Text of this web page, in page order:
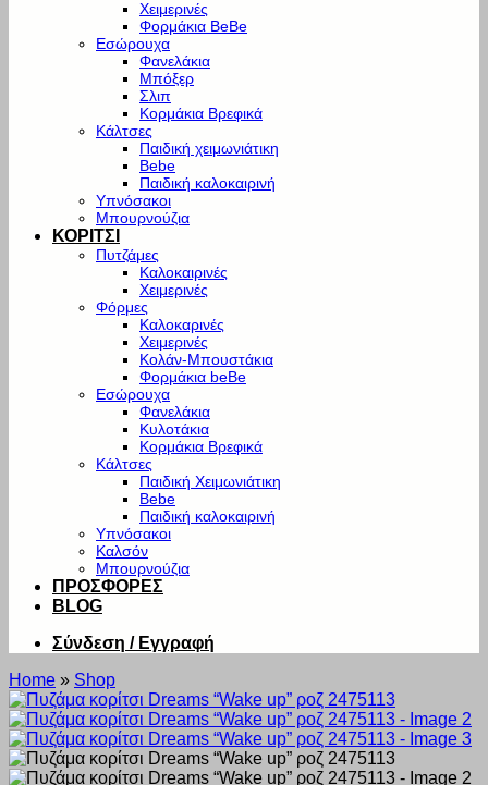
Χειμερινές
Φορμάκια BeBe
Εσώρουχα
Φανελάκια
Μπόξερ
Σλιπ
Κορμάκια Βρεφικά
Κάλτσες
Παιδική χειμωνιάτικη
Bebe
Παιδική καλοκαιρινή
Υπνόσακοι
Μπουρνούζια
ΚΟΡΙΤΣΙ
Πυτζάμες
Καλοκαιρινές
Χειμερινές
Φόρμες
Καλοκαρινές
Χειμερινές
Κολάν-Μπουστάκια
Φορμάκια beBe
Εσώρουχα
Φανελάκια
Κυλοτάκια
Κορμάκια Βρεφικά
Κάλτσες
Παιδική Χειμωνιάτικη
Bebe
Παιδική καλοκαιρινή
Υπνόσακοι
Καλσόν
Μπουρνούζια
ΠΡΟΣΦΟΡΕΣ
BLOG
Σύνδεση / Εγγραφή
Home » Shop